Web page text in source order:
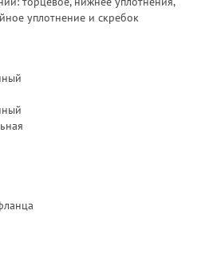
уплотнение и скребок